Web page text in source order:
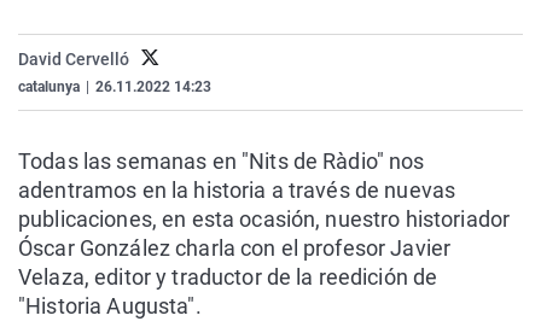
Como el perro y el
Equipo de
Operación Viuda
La Rioja
Navarra
País Vasco
Elecciones
David Cervelló
catalunya 26.11.2022 14:23
Todas las semanas en "Nits de Ràdio" nos
adentramos en la historia a través de nuevas
publicaciones, en esta ocasión, nuestro historiador
Óscar González charla con el profesor Javier
Velaza, editor y traductor de la reedición de
"Historia Augusta".